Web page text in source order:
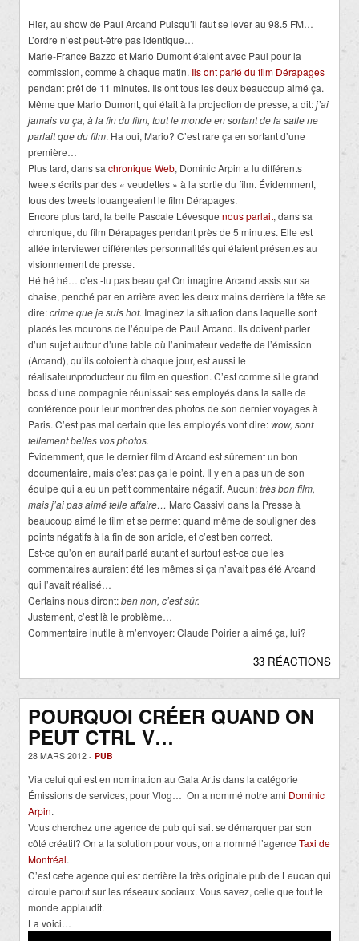
Hier, au show de Paul Arcand Puisqu’il faut se lever au 98.5 FM…
L’ordre n’est peut-être pas identique…
Marie-France Bazzo et Mario Dumont étaient avec Paul pour la
commission, comme à chaque matin. Ils ont parlé du film Dérapages
pendant prêt de 11 minutes. Ils ont tous les deux beaucoup aimé ça.
Même que Mario Dumont, qui était à la projection de presse, a dit:j’ai
jamais vu ça, à la fin du film, tout le monde en sortant de la salle ne
parlait que du film. Ha oui, Mario? C’est rare ça en sortant d’une
première…
Plus tard, dans sa chronique Web, Dominic Arpin a lu différents
tweets écrits par des « veudettes » à la sortie du film. Évidemment,
tous des tweets louangeaient le film Dérapages.
Encore plus tard, la belle Pascale Lévesque nous parlait, dans sa
chronique, du film Dérapages pendant près de 5 minutes. Elle est
allée interviewer différentes personnalités qui étaient présentes au
visionnement de presse.
Hé hé hé… c’est-tu pas beau ça! On imagine Arcand assis sur sa
chaise, penché par en arrière avec les deux mains derrière la tête se
dire:crime que je suis hot. Imaginez la situation dans laquelle sont
placés les moutons de l’équipe de Paul Arcand. Ils doivent parler
d’un sujet autour d’une table où l’animateur vedette de l’émission
(Arcand), qu’ils cotoient à chaque jour, est aussi le
réalisateur\producteur du film en question. C’est comme si le grand
boss d’une compagnie réunissait ses employés dans la salle de
conférence pour leur montrer des photos de son dernier voyages à
Paris. C’est pas mal certain que les employés vont dire:wow, sont
tellement belles vos photos.
Évidemment, que le dernier film d’Arcand est sûrement un bon
documentaire, mais c’est pas ça le point. Il y en a pas un de son
équipe qui a eu un petit commentaire négatif. Aucun:très bon film,
mais j’ai pas aimé telle affaire… Marc Cassivi dans la Presse à
beaucoup aimé le film et se permet quand même de souligner des
points négatifs à la fin de son article, et c’est ben correct.
Est-ce qu’on en aurait parlé autant et surtout est-ce que les
commentaires auraient été les mêmes si ça n’avait pas été Arcand
qui l’avait réalisé…
Certains nous diront:ben non, c’est sûr.
Justement, c’est là le problème…
Commentaire inutile à m’envoyer: Claude Poirier a aimé ça, lui?
33 RÉACTIONS
POURQUOI CRÉER QUAND ON
PEUT CTRL V…
28 MARS 2012 - PUB
Via celui qui est en nomination au Gala Artis dans la catégorie
Émissions de services, pour Vlog… On a nommé notre ami Dominic
Arpin.
Vous cherchez une agence de pub qui sait se démarquer par son
côté créatif? On a la solution pour vous, on a nommé l’agence Taxi de
Montréal.
C’est cette agence qui est derrière la très originale pub de Leucan qui
circule partout sur les réseaux sociaux. Vous savez, celle que tout le
monde applaudit.
La voici…